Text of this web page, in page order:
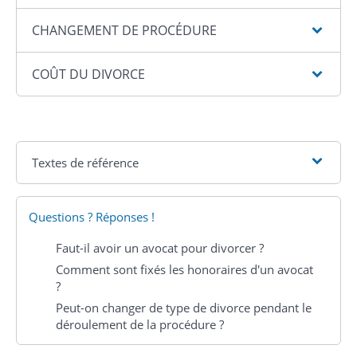
CHANGEMENT DE PROCÉDURE
COÛT DU DIVORCE
Textes de référence
Questions ? Réponses !
Faut-il avoir un avocat pour divorcer ?
Comment sont fixés les honoraires d'un avocat
?
Peut-on changer de type de divorce pendant le
déroulement de la procédure ?